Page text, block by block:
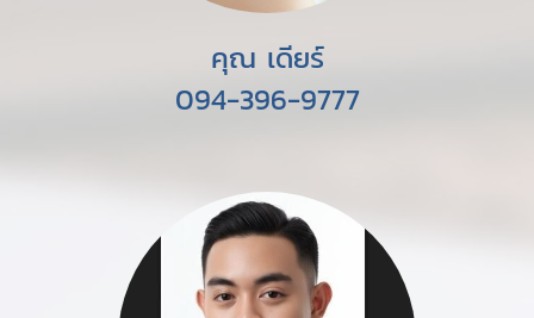
คุณ เดียร์
094-396-9777